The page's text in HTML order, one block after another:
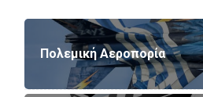
Πολεμική Αεροπορία